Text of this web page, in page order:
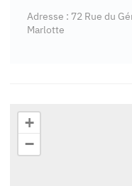
Adresse : 72 Rue du
Marlotte
+
−